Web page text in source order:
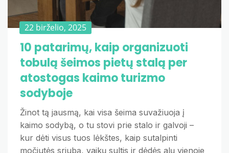
22 birželio, 2025
10 patarimų, kaip organizuoti
tobulą šeimos pietų stalą per
atostogas kaimo turizmo
sodyboje
Žinot tą jausmą, kai visa šeima suvažiuoja į
kaimo sodybą, o tu stovi prie stalo ir galvoji –
kur dėti visus tuos lėkštes, kaip sutalpinti
močiutės sriubą, vaikų sultis ir dėdės alų vienoje